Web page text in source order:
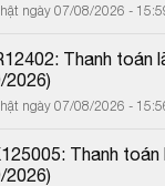
ngày 07/08/2026 -
Thanh toán
2026)
ngày 07/08/2026 -
Thanh
2026)